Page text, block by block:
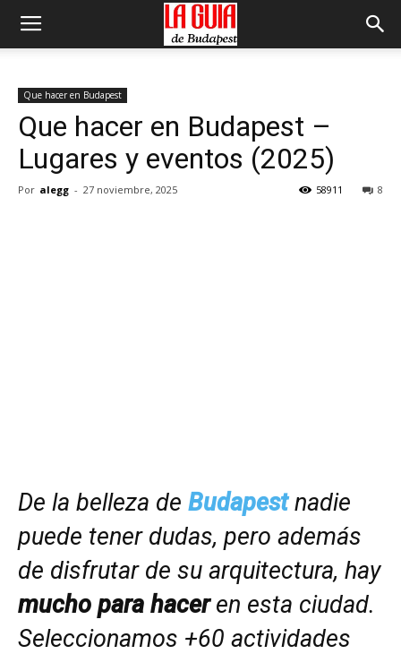
Que hacer en Budapest
Que hacer en Budapest –
Lugares y eventos (2025)
Por alegg - 27 noviembre, 2025 8
58911
De la belleza de Budapestnadie
puede tener dudas, pero además
de disfrutar de su arquitectura, hay
mucho para haceren esta ciudad.
Seleccionamos +60 actividades